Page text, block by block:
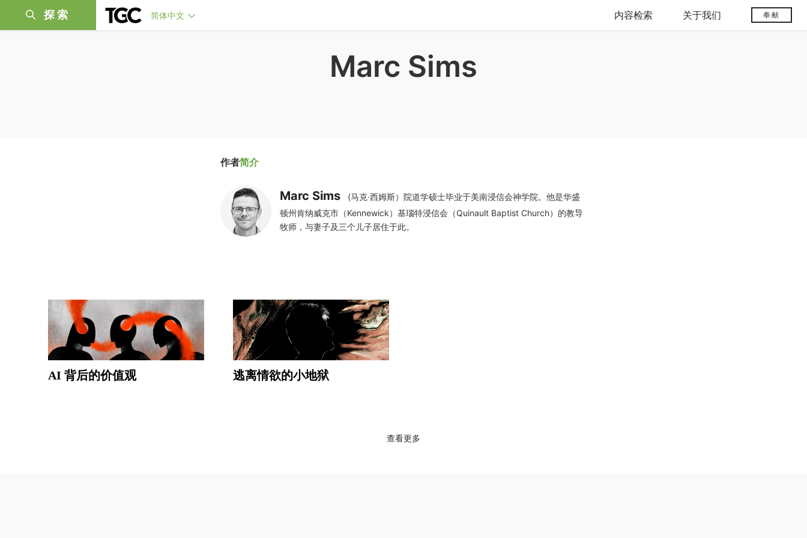
探索 简体中文 内容检索 关于我们 奉献
Marc Sims
作者简介
Marc Sims
(马克·西姆斯）院道学硕士毕业于美南浸信会神学院。他是华盛
顿州肯纳威克市（Kennewick）基瑙特浸信会（Quinault Baptist Church）的教导
牧师，与妻子及三个儿子居住于此。
AI 背后的价值观 逃离情欲的小地狱
查看更多